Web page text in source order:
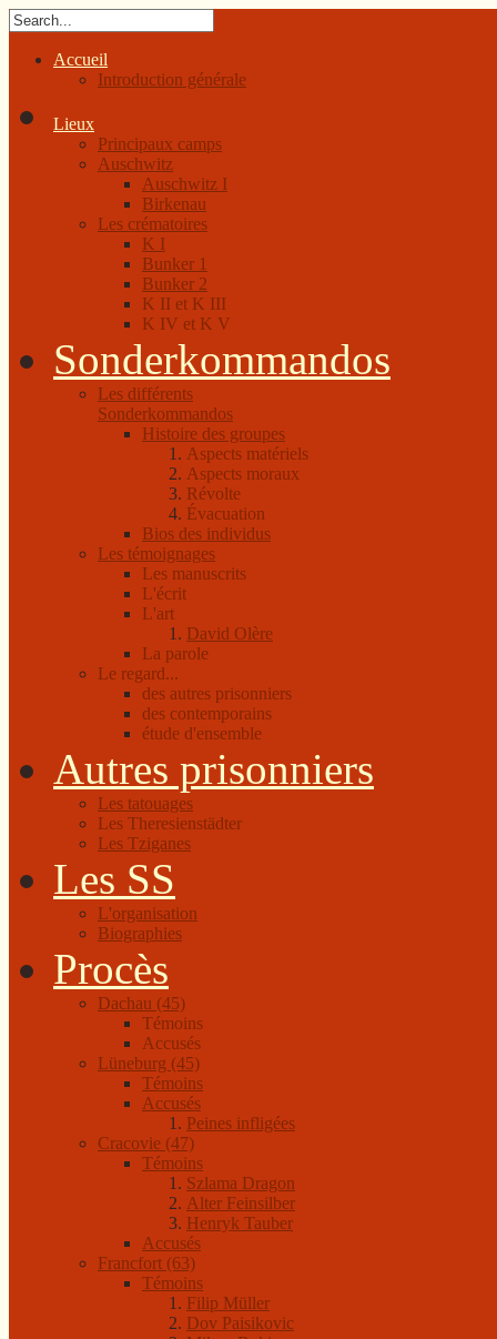
Accueil
Introduction générale
Lieux
Principaux camps
Auschwitz
Auschwitz I
Birkenau
Les crématoires
K I
Bunker 1
Bunker 2
K II et K III
K IV et K V
Sonderkommandos
Les différents
Sonderkommandos
Histoire des groupes
Aspects matériels
Aspects moraux
Révolte
Évacuation
Bios des individus
Les témoignages
Les manuscrits
L'écrit
L'art
David Olère
La parole
Le regard...
des autres prisonniers
des contemporains
étude d'ensemble
Autres prisonniers
Les tatouages
Les Theresienstädter
Les Tziganes
Les SS
L'organisation
Biographies
Procès
Dachau (45)
Témoins
Accusés
Lüneburg (45)
Témoins
Accusés
Peines infligées
Cracovie (47)
Témoins
Szlama Dragon
Alter Feinsilber
Henryk Tauber
Accusés
Francfort (63)
Témoins
Filip Müller
Dov Paisikovic